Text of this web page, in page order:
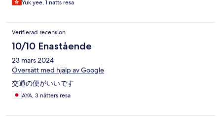
Yuk yee, 1 natts resa
Verifierad recension
10/10 Enastående
23 mars 2024
Översätt med hjälp av Google
交通の便がいいです
AYA, 3 nätters resa